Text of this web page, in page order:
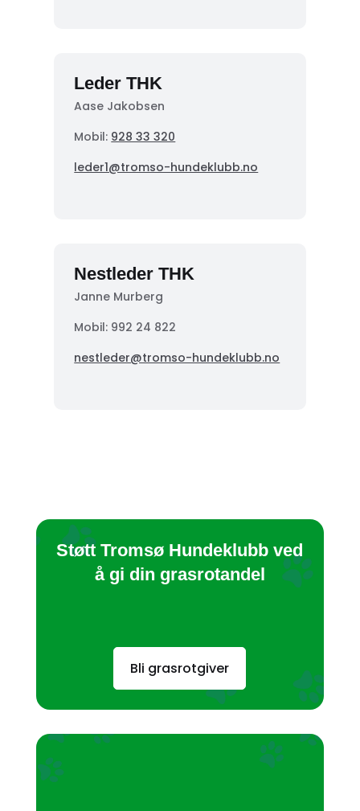
Leder THK
Aase Jakobsen
Mobil: 928 33 320
leder1@tromso-hundeklubb.no
Nestleder THK
Janne Murberg
Mobil: 992 24 822
nestleder@tromso-hundeklubb.no
Støtt Tromsø Hundeklubb ved
å gi din grasrotandel
Bli grasrotgiver